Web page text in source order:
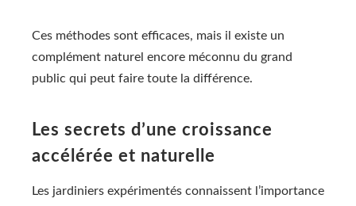
Ces méthodes sont efficaces, mais il existe un
complément naturel encore méconnu du grand
public qui peut faire toute la différence.
Les secrets d’une croissance
accélérée et naturelle
Les jardiniers expérimentés connaissent l’importance